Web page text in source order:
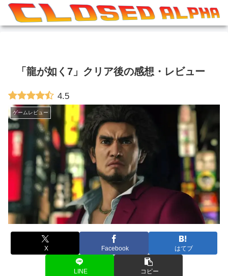
「龍が如く7」クリア後の感想・レビュー
4.5
ゲームレビュー
X Facebook はてブ
LINE コピー